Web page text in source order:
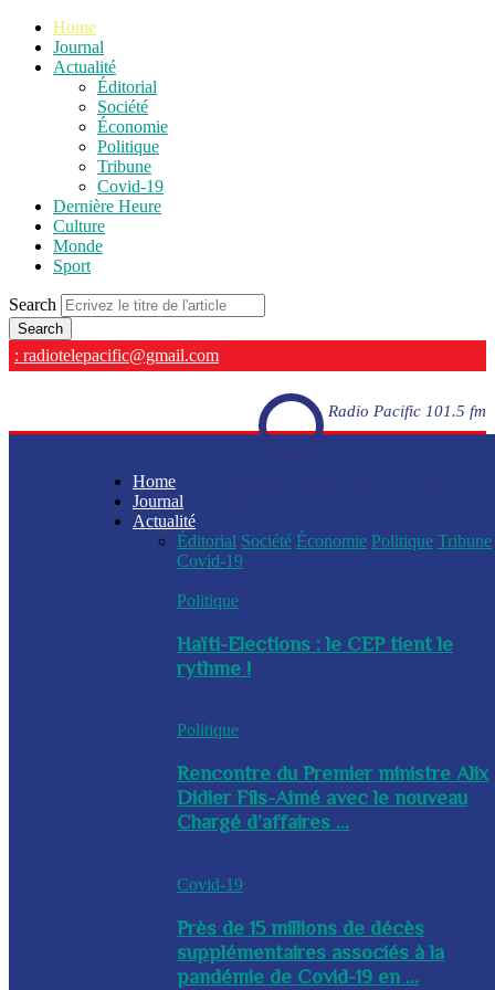
Home
Journal
Actualité
Éditorial
Société
Économie
Politique
Tribune
Covid-19
Dernière Heure
Culture
Monde
Sport
Search
: radiotelepacific@gmail.com
Radio Pacific 101.5 fm
Home
Journal
Actualité
Éditorial Société Économie Politique Tribune
Covid-19
Politique
Haïti-Elections : le CEP tient le
rythme !
Politique
Rencontre du Premier ministre Alix
Didier Fils-Aimé avec le nouveau
Chargé d’affaires ...
Covid-19
Près de 15 millions de décès
supplémentaires associés à la
pandémie de Covid-19 en ...